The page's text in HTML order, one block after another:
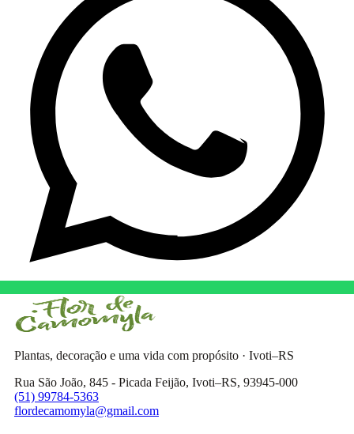
Plantas, decoração e uma vida com propósito · Ivoti–RS
Rua São João, 845 - Picada Feijão, Ivoti–RS, 93945-000
(51) 99784-5363
flordecamomyla@gmail.com